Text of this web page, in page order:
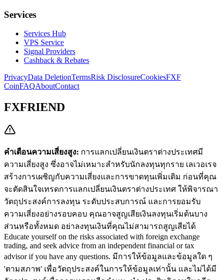
Services
Services Hub
VPS Service
Signal Providers
Cashback & Rebates
PrivacyData DeletionTermsRisk DisclosureCookiesFXF
CoinFAQAboutContact
FXFRIEND
คำเตือนความเสี่ยงสูง: การแลกเปลี่ยนเงินตราต่างประเทศมี
ความเสี่ยงสูง ซึ่งอาจไม่เหมาะสำหรับนักลงทุนทุกราย เลเวอเรจ
สร้างการเผชิญกับความเสี่ยงและการขาดทุนเพิ่มเติม ก่อนที่คุณ
จะตัดสินใจเทรดการแลกเปลี่ยนเงินตราต่างประเทศ ให้พิจารณา
วัตถุประสงค์การลงทุน ระดับประสบการณ์ และการยอมรับ
ความเสี่ยงอย่างรอบคอบ คุณอาจสูญเสียเงินลงทุนเริ่มต้นบาง
ส่วนหรือทั้งหมด อย่าลงทุนเงินที่คุณไม่สามารถสูญเสียได้
Educate yourself on the risks associated with foreign exchange
trading, and seek advice from an independent financial or tax
advisor if you have any questions. มีการให้ข้อมูลและข้อมูลใด ๆ
'ตามสภาพ' เพื่อวัตถุประสงค์ในการให้ข้อมูลเท่านั้น และไม่ได้มี